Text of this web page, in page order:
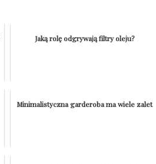
Jaką rolę odgrywają filtry oleju?
Minimalistyczna garderoba ma wiele zalet